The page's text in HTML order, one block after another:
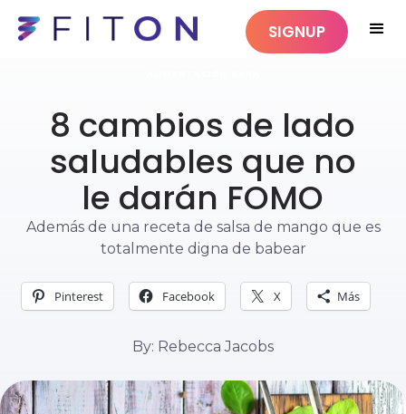
SIGNUP
8 cambios de lado
saludables que no
le darán FOMO
Además de una receta de salsa de mango que es
totalmente digna de babear
Pinterest Facebook X Más
By: Rebecca Jacobs